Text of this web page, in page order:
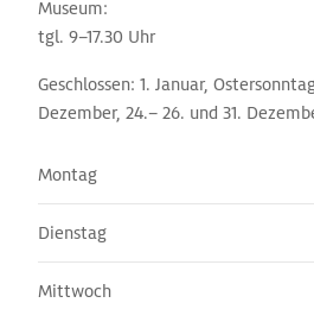
Museum:
tgl. 9–17.30 Uhr
Geschlossen: 1. Januar,
Dezember, 24.– 26. und 31.
Montag
Dienstag
Mittwoch